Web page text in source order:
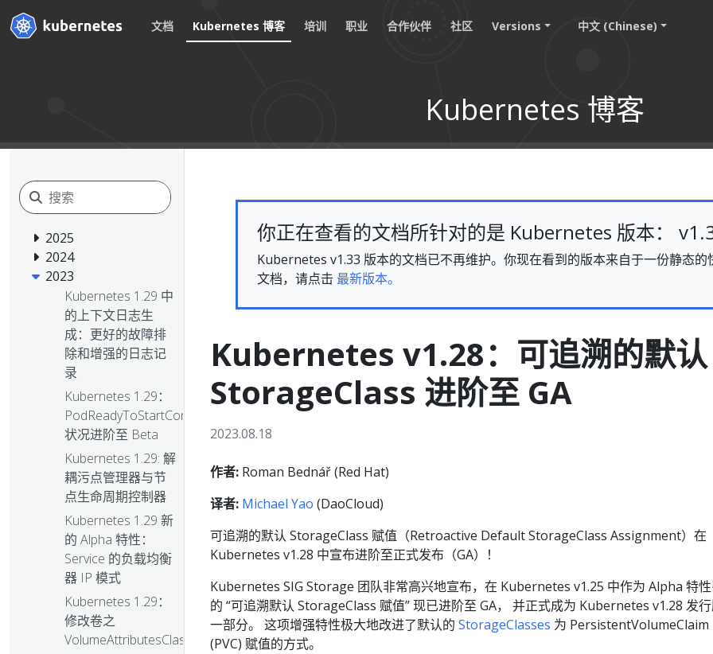
文档 Kubernetes 博客 培训 职业 合作伙伴 社区 Versions 中文 (Chinese)
Kubernetes 博客
2025
2024
2023
Kubernetes 1.29 中
的上下文日志生
成：更好的故障排
除和增强的日志记
录
Kubernetes 1.29：
PodReadyToStartContainers
状况进阶至 Beta
Kubernetes 1.29: 解
耦污点管理器与节
点生命周期控制器
Kubernetes 1.29 新
的 Alpha 特性：
Service 的负载均衡
器 IP 模式
Kubernetes 1.29：
修改卷之
VolumeAttributesClass
你正在查看的文档所针对的是 Kubernetes 版本：
Kubernetes v1.33 版本的文档已不再维护。你现在看到的版本来自于一份静态的
文档，请点击 最新版本。
Kubernetes v1.28：可追溯的默认
StorageClass 进阶至 GA
2023.08.18
作者: Roman Bednář (Red Hat)
译者: Michael Yao (DaoCloud)
可追溯的默认 StorageClass 赋值（Retroactive Default StorageClass Assignment）在
Kubernetes v1.28 中宣布进阶至正式发布（GA）！
Kubernetes SIG Storage 团队非常高兴地宣布，在 Kubernetes v1.25 中作为 Alpha 特
的 “可追溯默认 StorageClass 赋值” 现已进阶至 GA， 并正式成为 Kubernetes v1.28 发
一部分。 这项增强特性极大地改进了默认的 StorageClasses 为 PersistentVolumeClaim
(PVC) 赋值的方式。